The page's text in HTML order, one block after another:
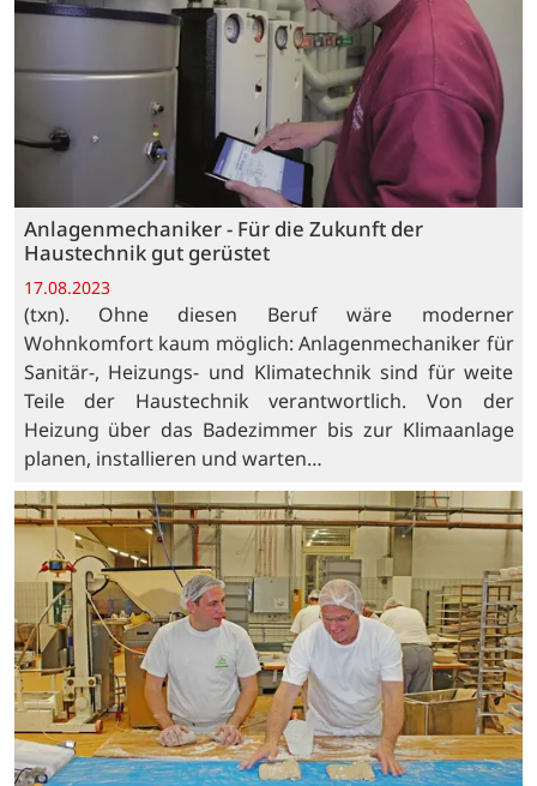
Anlagenmechaniker - Für die Zukunft der
Haustechnik gut gerüstet
17.08.2023
(txn). Ohne diesen Beruf wäre moderner
Wohnkomfort kaum möglich: Anlagenmechaniker für
Sanitär-, Heizungs- und Klimatechnik sind für weite
Teile der Haustechnik verantwortlich. Von der
Heizung über das Badezimmer bis zur Klimaanlage
planen, installieren und warten…